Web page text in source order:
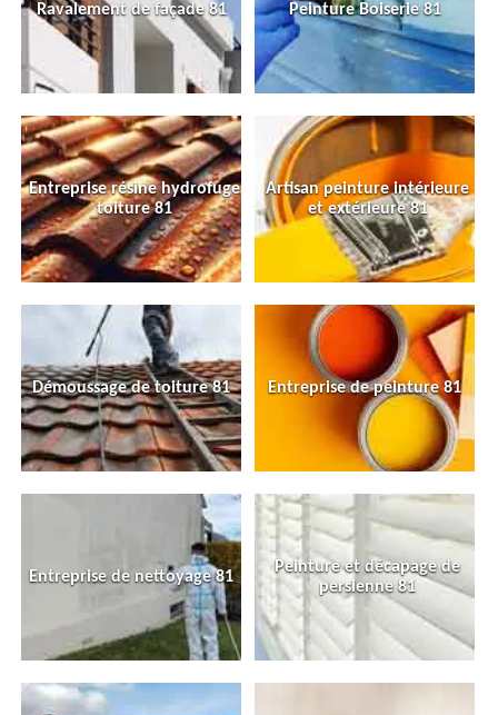
Ravalement de façade 81 Peinture Boiserie 81
Entreprise résine hydrofuge
toiture 81
Artisan peinture intérieure
et extérieure 81
Démoussage de toiture 81 Entreprise de peinture 81
Entreprise de nettoyage 81
Peinture et décapage de
persienne 81